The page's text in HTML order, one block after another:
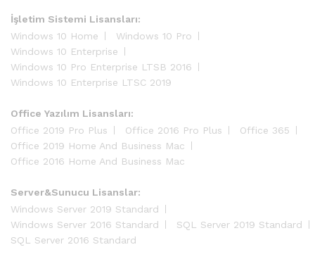
İşletim Sistemi Lisansları:
Windows 10 Home
Windows 10 Pro
Windows 10 Enterprise
Windows 10 Pro Enterprise LTSB 2016
Windows 10 Enterprise LTSC 2019
Office Yazılım Lisansları:
Office 2019 Pro Plus
Office 2016 Pro Plus
Office 365
Office 2019 Home And Business Mac
Office 2016 Home And Business Mac
Server&Sunucu Lisanslar:
Windows Server 2019 Standard
Windows Server 2016 Standard
SQL Server 2019 Standard
SQL Server 2016 Standard